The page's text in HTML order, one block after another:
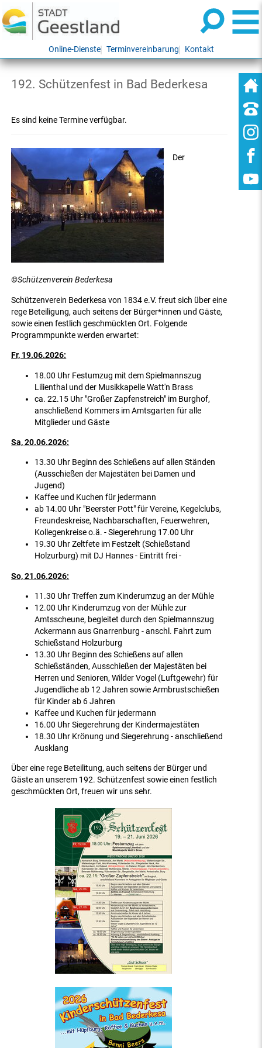
Online-Dienste Terminvereinbarung Kontakt
192. Schützenfest in Bad Bederkesa
Es sind keine Termine verfügbar.
©Schützenverein Bederkesa
Der
Schützenverein Bederkesa von 1834 e.V. freut sich über eine
rege Beteiligung, auch seitens der Bürger*innen und Gäste,
sowie einen festlich geschmückten Ort. Folgende
Programmpunkte werden erwartet:
Fr, 19.06.2026:
18.00 Uhr Festumzug mit dem Spielmannszug
Lilienthal und der Musikkapelle Watt'n Brass
ca. 22.15 Uhr "Großer Zapfenstreich" im Burghof,
anschließend Kommers im Amtsgarten für alle
Mitglieder und Gäste
Sa, 20.06.2026:
13.30 Uhr Beginn des Schießens auf allen Ständen
(Ausschießen der Majestäten bei Damen und
Jugend)
Kaffee und Kuchen für jedermann
ab 14.00 Uhr "Beerster Pott" für Vereine, Kegelclubs,
Freundeskreise, Nachbarschaften, Feuerwehren,
Kollegenkreise o.ä. - Siegerehrung 17.00 Uhr
19.30 Uhr Zeltfete im Festzelt (Schießstand
Holzurburg) mit DJ Hannes - Eintritt frei -
So, 21.06.2026:
11.30 Uhr Treffen zum Kinderumzug an der Mühle
12.00 Uhr Kinderumzug von der Mühle zur
Amtsscheune, begleitet durch den Spielmannszug
Ackermann aus Gnarrenburg - anschl. Fahrt zum
Schießstand Holzurburg
13.30 Uhr Beginn des Schießens auf allen
Schießständen, Ausschießen der Majestäten bei
Herren und Senioren, Wilder Vogel (Luftgewehr) für
Jugendliche ab 12 Jahren sowie Armbrustschießen
für Kinder ab 6 Jahren
Kaffee und Kuchen für jedermann
16.00 Uhr Siegerehrung der Kindermajestäten
18.30 Uhr Krönung und Siegerehrung - anschließend
Ausklang
Über eine rege Beteilitung, auch seitens der Bürger und
Gäste an unserem 192. Schützenfest sowie einen festlich
geschmückten Ort, freuen wir uns sehr.